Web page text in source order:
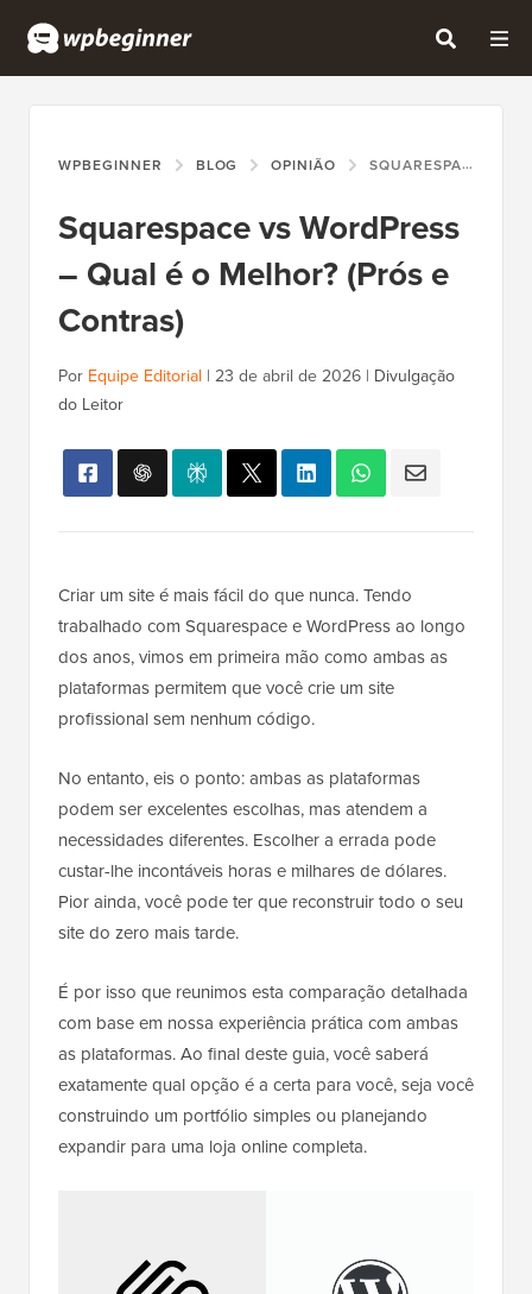
WPBEGINNER BLOG OPINIÃO SQUARESPACE VS WORDPRESS – QUAL É O MELHOR? (PRÓS E CONTRAS)
Squarespace vs WordPress
– Qual é o Melhor? (Prós e
Contras)
Por Equipe Editorial | 23 de abril de 2026 | Divulgação
do Leitor
Criar um site é mais fácil do que nunca. Tendo
trabalhado com Squarespace e WordPress ao longo
dos anos, vimos em primeira mão como ambas as
plataformas permitem que você crie um site
profissional sem nenhum código.
No entanto, eis o ponto: ambas as plataformas
podem ser excelentes escolhas, mas atendem a
necessidades diferentes. Escolher a errada pode
custar-lhe incontáveis horas e milhares de dólares.
Pior ainda, você pode ter que reconstruir todo o seu
site do zero mais tarde.
É por isso que reunimos esta comparação detalhada
com base em nossa experiência prática com ambas
as plataformas. Ao final deste guia, você saberá
exatamente qual opção é a certa para você, seja você
construindo um portfólio simples ou planejando
expandir para uma loja online completa.